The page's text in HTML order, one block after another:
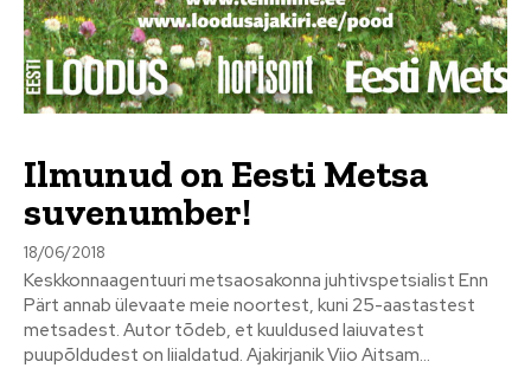
Ilmunud on Eesti Metsa
suvenumber!
18/06/2018
Keskkonnaagentuuri metsaosakonna juhtivspetsialist Enn
Pärt annab ülevaate meie noortest, kuni 25-aastastest
metsadest. Autor tõdeb, et kuuldused laiuvatest
puupõldudest on liialdatud. Ajakirjanik Viio Aitsam...